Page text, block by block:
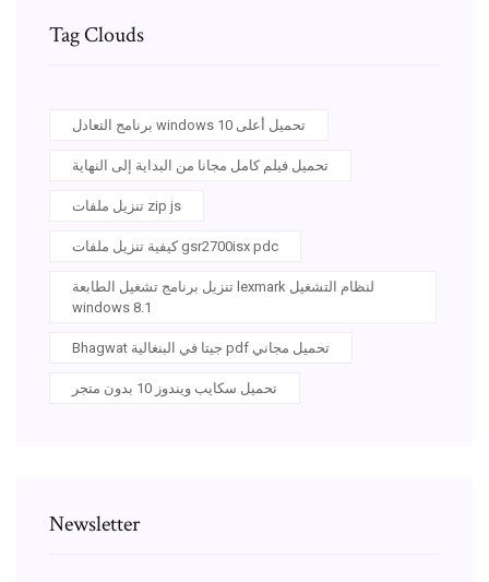
Tag Clouds
برنامج التعادل windows 10 تحميل أعلى
تحميل فيلم كامل مجانا من البداية إلى النهاية
تنزيل ملفات zip js
كيفية تنزيل ملفات gsr2700isx pdc
تنزيل برنامج تشغيل الطابعة lexmark لنظام التشغيل
windows 8.1
Bhagwat جيتا في البنغالية pdf تحميل مجاني
تحميل سكايب ويندوز 10 بدون متجر
Newsletter